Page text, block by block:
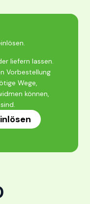
liefern lassen.
Vorbestellung
Wege,
können,